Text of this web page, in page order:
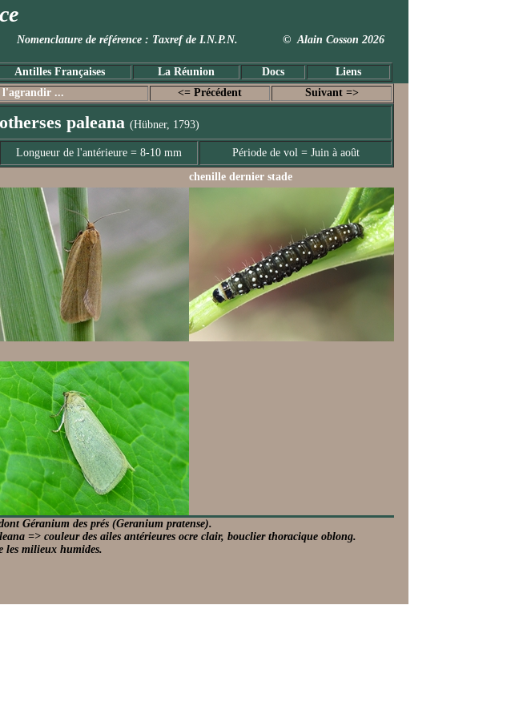
Nomenclature de référence : Taxref de I.N.P.N. © Alain Cosson 2026
Antilles Françaises La Réunion Docs Liens
l'agrandir ... <= Précédent Suivant =>
paleana (Hübner, 1793)
Longueur de l'antérieure = 8-10 mm
Période de vol = Juin à août
chenille dernier stade
Géranium des prés (Geranium pratense).
=> couleur des ailes antérieures ocre clair, bouclier thoracique oblong.
les milieux humides.